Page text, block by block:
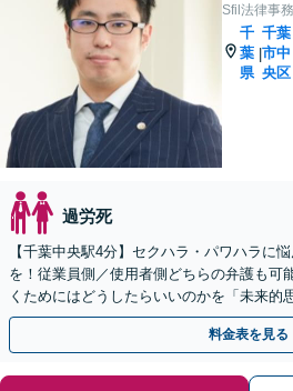
Sfil法律事
千
葉
県
|
千葉
市中
央区
過労死
【千葉中央駅4分】セクハラ・パワハラに
を！従業員側／使用者側どちらの弁護も可
くためにはどうしたらいいのかを「未来的
う。不当解雇・残業代請求・紛争各種対応
料金表を見る